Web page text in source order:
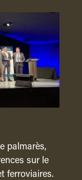
palmarès,
sur le
ferroviaires.